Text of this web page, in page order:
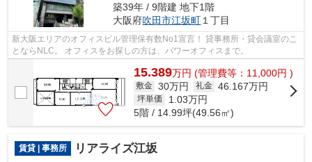
築39年 / 9階建 地下1階
大阪府吹田市江坂町 １丁目
新大阪エリアのオフィスビル管理保有数No1宣言！ 貸事務所・貸会議室のこ
とならNLC。 オフィスをお探しの方は、パワーオフィスまで。
15.389万円 (管理費等：11,000円 )
敷金 30万円 礼金 46.167万円
坪単価 1.03万円
5階 / 14.99坪(49.56㎡)
賃貸 | 事務所 リアライズ江坂